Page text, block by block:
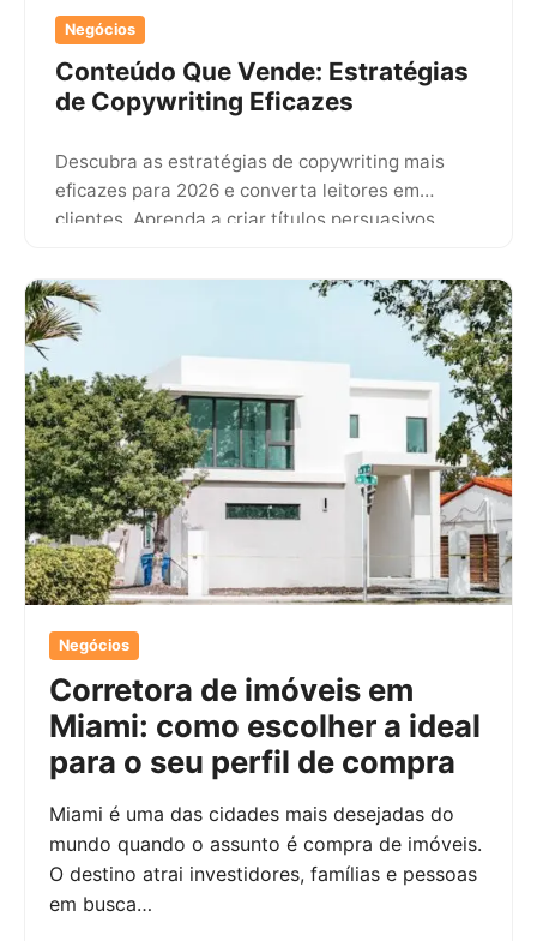
Negócios
Conteúdo Que Vende: Estratégias
de Copywriting Eficazes
Descubra as estratégias de copywriting mais
eficazes para 2026 e converta leitores em
clientes. Aprenda a criar títulos persuasivos,
Negócios
Corretora de imóveis em
Miami: como escolher a ideal
para o seu perfil de compra
Miami é uma das cidades mais desejadas do
mundo quando o assunto é compra de imóveis.
O destino atrai investidores, famílias e pessoas
em busca…